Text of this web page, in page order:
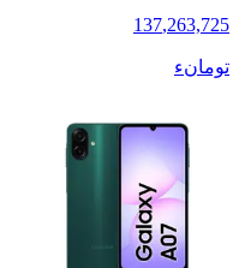
137,263,725
تومانء